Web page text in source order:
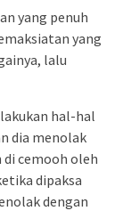
yang penuh
yang
lalu
hal-hal
dia menolak
cemooh oleh
dipaksa
dengan